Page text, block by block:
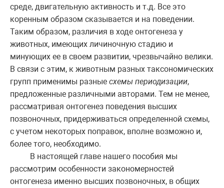
среде, двигательную активность и т.д. Все это
коренным образом сказывается и на поведении.
Таким образом, различия в ходе онтогенеза у
животных, имеющих личиночную стадию и
минующих ее в своем развитии, чрезвычайно велики.
В связи с этим, к животным разных таксономических
групп применимы разные схемы периодизации,
предложенные различными авторами. Тем не менее,
рассматривая онтогенез поведения высших
позвоночных, придерживаться определенной схемы,
с учетом некоторых поправок, вполне возможно и,
более того, необходимо.
В настоящей главе нашего пособия мы
рассмотрим особенности закономерностей
онтогенеза именно высших позвоночных, в общих